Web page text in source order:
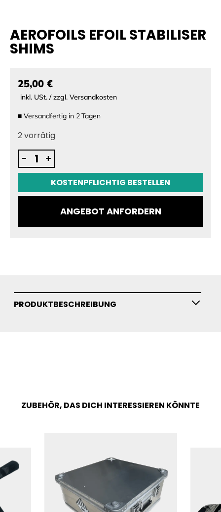
AEROFOILS EFOIL STABILISER
SHIMS
25,00 €
inkl. USt. / zzgl. Versandkosten
■ Versandfertig in 2Tagen
2 vorrätig
Aerofoils
eFoil
Stabiliser
Shims
+
-
KOSTENPFLICHTIG BESTELLEN
ANGEBOT ANFORDERN
PRODUKTBESCHREIBUNG
ZUBEHÖR, DAS DICH INTERESSIEREN KÖNNTE